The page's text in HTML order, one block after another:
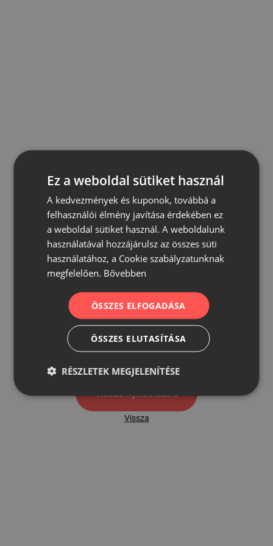
500
Vissza nyítóoldalra
Vissza
Ez a weboldal sütiket használ
A kedvezmények és kuponok, továbbá a
felhasználói élmény javítása érdekében ez
a weboldal sütiket használ. A weboldalunk
használatával hozzájárulsz az összes süti
használatához, a Cookie szabályzatunknak
megfelelően. Bővebben
ÖSSZES ELFOGADÁSA
ÖSSZES ELUTASÍTÁSA
RÉSZLETEK MEGJELENÍTÉSE